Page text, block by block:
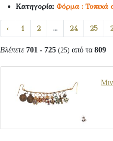
Κατηγορία: Φόρμα : Τοπικά
‹ 1 2 ... 24 25
Βλέπετε 701 - 725 (25) από τα 809